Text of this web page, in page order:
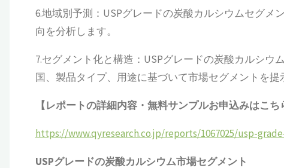
6.地域別予測：USPグレードの炭酸カルシウムセグ
向を分析します。
7.セグメント化と構造：USPグレードの炭酸カルシウ
国、製品タイプ、用途に基づいて市場セグメントを提
【レポートの詳細内容・無料サンプルお申込みはこち
https://www.qyresearch.co.jp/reports/1067025/usp-
USPグレードの炭酸カルシウム市場セグメント